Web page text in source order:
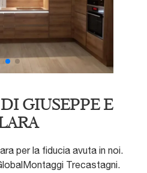
GIUSEPPE E
per la fiducia avuta in noi.
Trecastagni.